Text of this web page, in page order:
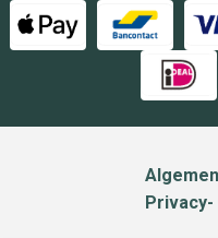
Privacy-